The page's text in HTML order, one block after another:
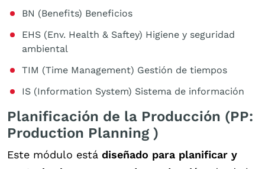
BN (Benefits) Beneficios
EHS (Env. Health & Saftey) Higiene y seguridad
ambiental
TIM (Time Management) Gestión de tiempos
IS (Information System) Sistema de información
Planificación de la Producción (PP:
Production Planning )
Este módulo está diseñado para planificar y